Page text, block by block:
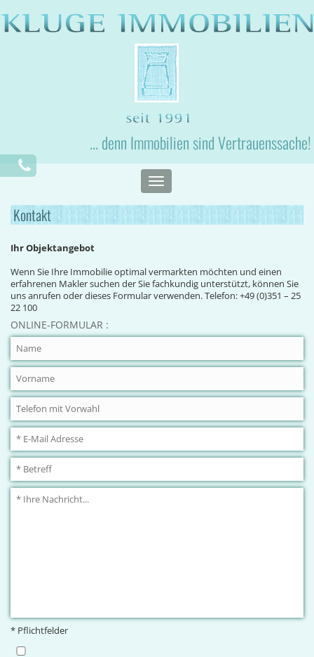
... denn Immobilien sind Vertrauenssache!
Toggle
navigation
Kontakt
Ihr Objektangebot
Wenn Sie Ihre Immobilie optimal vermarkten möchten und einen
erfahrenen Makler suchen der Sie fachkundig unterstützt, können Sie
uns anrufen oder dieses Formular verwenden. Telefon: +49 (0)351 – 25
22 100
ONLINE-FORMULAR :
* Pflichtfelder